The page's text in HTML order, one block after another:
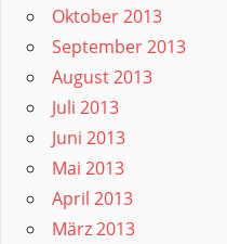
Oktober 2013
September 2013
August 2013
Juli 2013
Juni 2013
Mai 2013
April 2013
März 2013